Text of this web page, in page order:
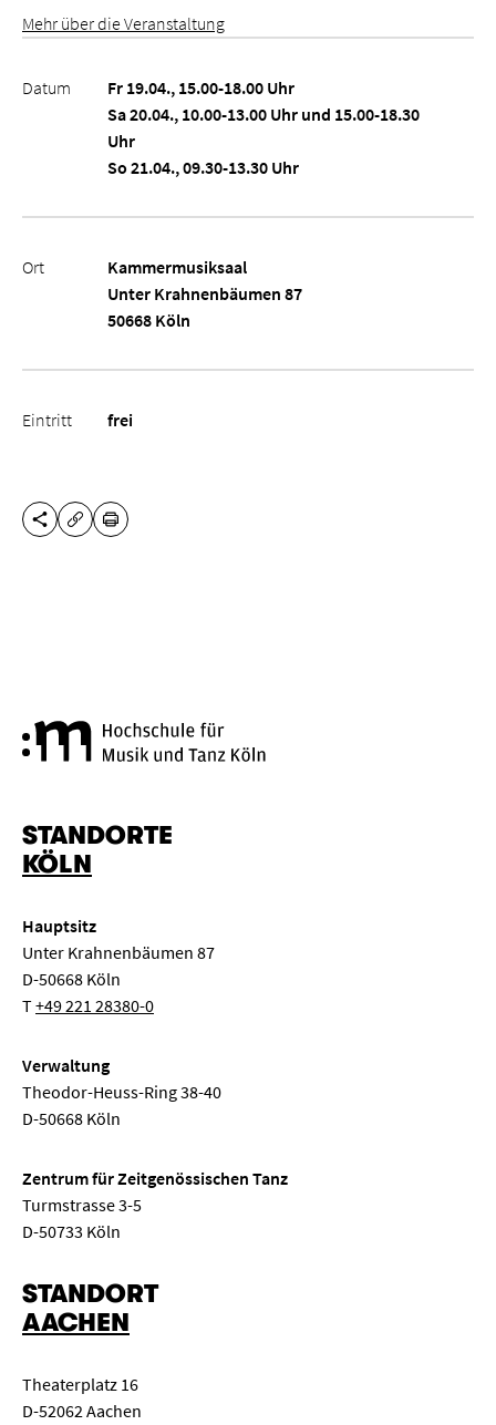
Mehr über die Veranstaltung
Datum
Fr 19.04., 15.00-18.00 Uhr
Sa 20.04., 10.00-13.00 Uhr und 15.00-18.30
Uhr
So 21.04., 09.30-13.30 Uhr
Ort
Kammermusiksaal
Unter Krahnenbäumen 87
50668 Köln
Eintritt frei
DIESE SEITE TEILEN
URL KOPIEREN
DRUCKEN
STANDORTE
KÖLN
Hauptsitz
Unter Krahnenbäumen 87
D-50668 Köln
T+49 221 28380-0
Verwaltung
Theodor-Heuss-Ring 38-40
D-50668 Köln
Zentrum für Zeitgenössischen Tanz
Turmstrasse 3-5
D-50733 Köln
STANDORT
AACHEN
Theaterplatz 16
D-52062 Aachen